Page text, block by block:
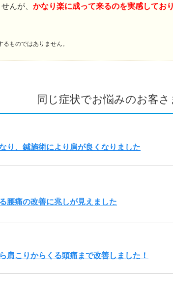
んが、 かなり楽に成って来るのを実感してお
ものではありません。
同じ症状でお悩みのお客さ
り、鍼施術により肩が良くなりました
腰痛の改善に兆しが見えました
肩こりからくる頭痛まで改善しました！